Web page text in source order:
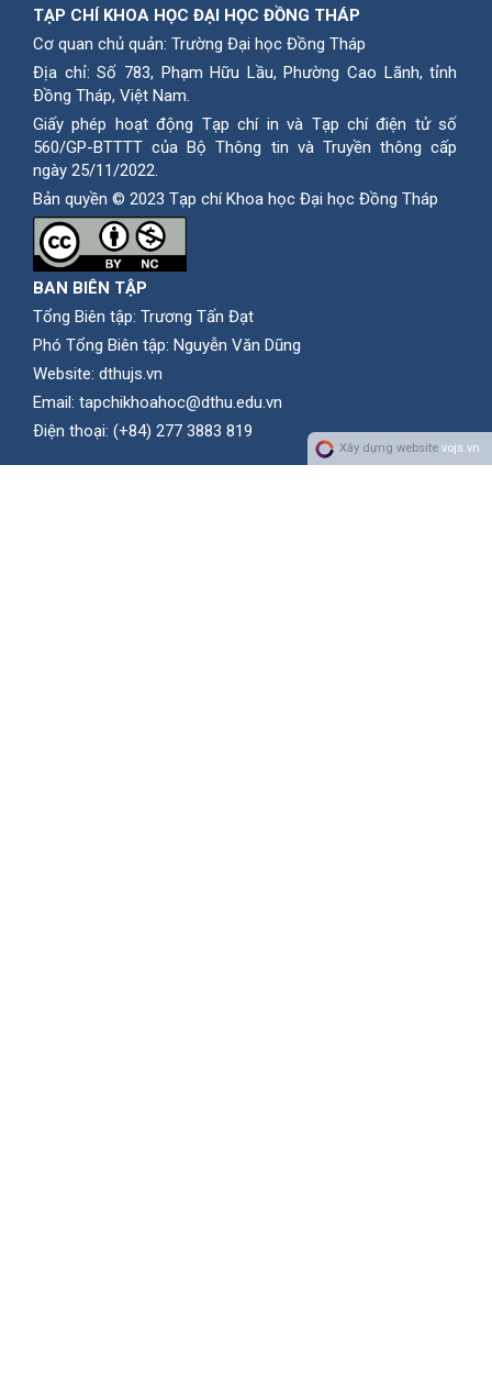
TẠP CHÍ KHOA HỌC ĐẠI HỌC ĐỒNG THÁP
Cơ quan chủ quản: Trường Đại học Đồng Tháp
Địa chỉ: Số 783, Phạm Hữu Lầu, Phường Cao Lãnh, tỉnh
Ðồng Tháp, Việt Nam.
Giấy phép hoạt động Tạp chí in và Tạp chí điện tử số
560/GP-BTTTT của Bộ Thông tin và Truyền thông cấp
ngày 25/11/2022.
Bản quyền © 2023 Tạp chí Khoa học Đại học Đồng Tháp
BAN BIÊN TẬP
Tổng Biên tập: Trương Tấn Đạt
Phó Tổng Biên tập: Nguyễn Văn Dũng
Website: dthujs.vn
Email: tapchikhoahoc@dthu.edu.vn
Ðiện thoại: (+84) 277 3883 819